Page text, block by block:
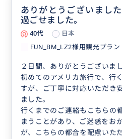
さにこのツアーの魅力もある
本当にありがとうございました
ありがとうございまし
過ごせました。
40代
日本
FUN_BM_LZ2様用観光プラン
２日間、ありがとうございまし
初めてのアメリカ旅行で、行
すが、ご丁寧に対応いただき
ました。
行くまでのご連絡もこちらの
まうことがあり、ご迷惑をお
が、こちらの都合を配慮いた